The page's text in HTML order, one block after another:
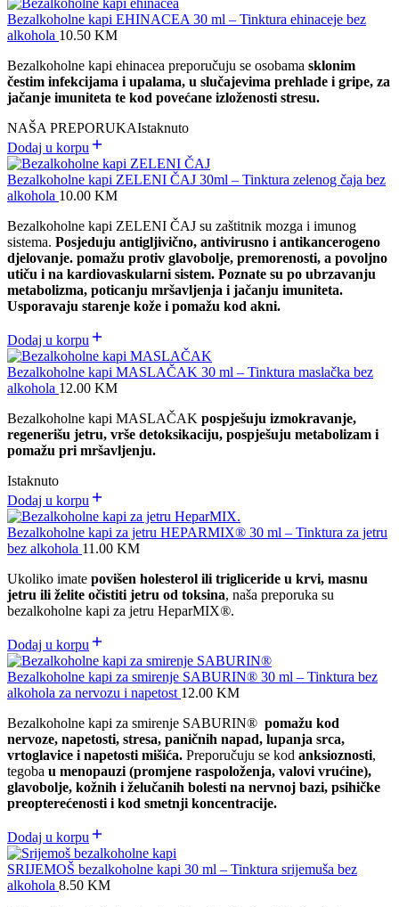
Bezalkoholne kapi EHINACEA 30 ml – Tinktura ehinaceje bez
alkohola 10.50 KM
Bezalkoholne kapi ehinacea preporučuju se osobama sklonim
čestim infekcijama i upalama, u slučajevima prehlade i gripe, za
jačanje imuniteta te kod povećane izloženosti stresu.
NAŠA PREPORUKAIstaknuto
Dodaj u korpu
Bezalkoholne kapi ZELENI ČAJ 30ml – Tinktura zelenog čaja bez
alkohola 10.00 KM
Bezalkoholne kapi ZELENI ČAJ su zaštitnik mozga i imunog
sistema. Posjeduju antigljivično, antivirusno i antikancerogeno
djelovanje. pomažu protiv glavobolje, premorenosti, a povoljno
utiču i na kardiovaskularni sistem. Poznate su po ubrzavanju
metabolizma, poticanju mršavljenja i jačanju imuniteta.
Usporavaju starenje kože i pomažu kod akni.
Dodaj u korpu
Bezalkoholne kapi MASLAČAK 30 ml – Tinktura maslačka bez
alkohola 12.00 KM
Bezalkoholne kapi MASLAČAK pospješuju izmokravanje,
regenerišu jetru, vrše detoksikaciju, pospješuju metabolizam i
pomažu pri mršavljenju.
Istaknuto
Dodaj u korpu
Bezalkoholne kapi za jetru HEPARMIX® 30 ml – Tinktura za jetru
bez alkohola 11.00 KM
Ukoliko imate povišen holesterol ili trigliceride u krvi, masnu
jetru ili želite očistiti jetru od toksina, naša preporuka su
bezalkoholne kapi za jetru HeparMIX®.
Dodaj u korpu
Bezalkoholne kapi za smirenje SABURIN® 30 ml – Tinktura bez
alkohola za nervozu i napetost 12.00 KM
Bezalkoholne kapi za smirenje SABURIN® pomažu kod
nervoze, napetosti, stresa, paničnih napad, lupanja srca,
vrtoglavice i napetosti mišića. Preporučuju se kod anksioznosti,
tegoba u menopauzi (promjene raspoloženja, valovi vrućine),
glavobolje, kožnih i želučanih bolesti na nervnoj bazi, psihičke
preopterećenosti i kod smetnji koncentracije.
Dodaj u korpu
SRIJEMOŠ bezalkoholne kapi 30 ml – Tinktura srijemuša bez
alkohola 8.50 KM